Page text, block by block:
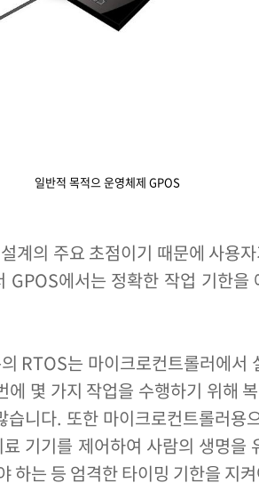
일반적 목적으 운영체제 GPOS
계의 주요 초점이기 때문에 사용
GPOS에서는 정확한 작업 기한
RTOS는 마이크로컨트롤러에서
몇 가지 작업을 수행하기 위해
니다. 또한 마이크로컨트롤러용
기기를 제어하여 사람의 생명을
하는 등 엄격한 타이밍 기한을 지